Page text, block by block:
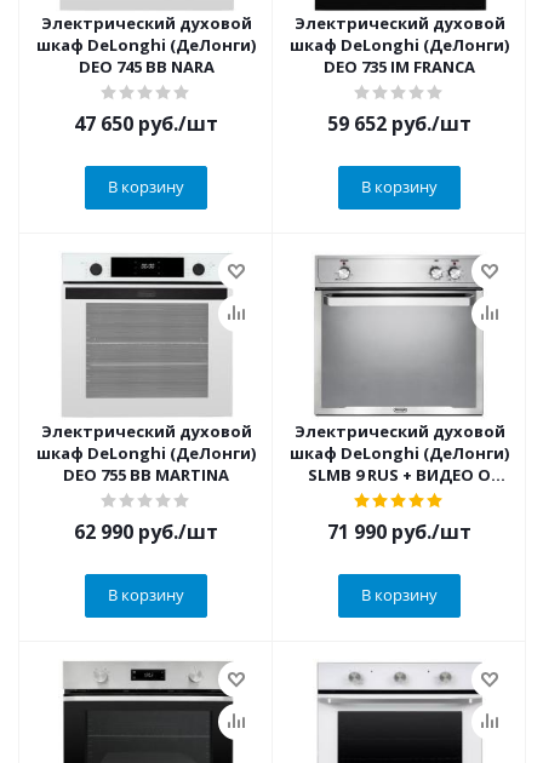
Электрический духовой
шкаф DeLonghi (ДеЛонги)
DEO 745 BB NARA
47 650 руб./шт
В корзину
Электрический духовой
шкаф DeLonghi (ДеЛонги)
DEO 735 IM FRANCA
59 652 руб./шт
В корзину
Электрический духовой
шкаф DeLonghi (ДеЛонги)
DEO 755 BB MARTINA
62 990 руб./шт
В корзину
Электрический духовой
шкаф DeLonghi (ДеЛонги)
SLMB 9 RUS + ВИДЕО О
ТОВАРЕ
71 990 руб./шт
В корзину